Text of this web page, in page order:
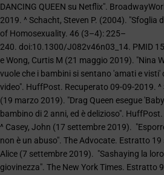
DANCING QUEEN su Netflix".
2019. ^ Schacht, Steven P. (2004). "Sfoglia
of Homosexuality. 46 (3–4): 225–
240. doi:10.1300/J082v46n03_14. PMID
e Wong, Curtis M (21 maggio 2019). "Nina
vuole che i bambini si sentano 'amati e visti'
video". HuffPost. Recuperato 09-09-2019. ^
(19 marzo 2019). "Drag Queen esegue
bambino di 2 anni, ed è delizioso".
^ Casey, John (17 settembre 2019).
non è un abuso". The Advocate. Estratto
Alice (7 settembre 2019). "Sashaying la
giovinezza". The New York Times. Estratto